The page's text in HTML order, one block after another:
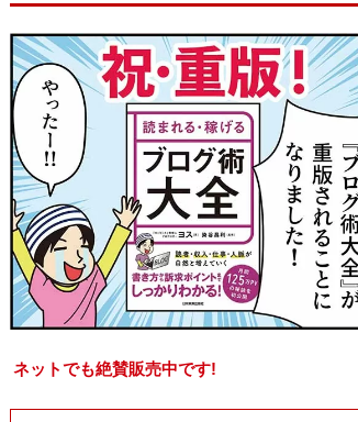
ネットでも絶賛販売中です!